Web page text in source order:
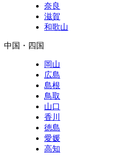
奈良
滋賀
和歌山
中国・四国
岡山
広島
島根
鳥取
山口
香川
徳島
愛媛
高知